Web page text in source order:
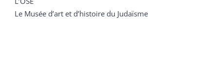
Le Musée d’art et d’histoire du Judaïsme